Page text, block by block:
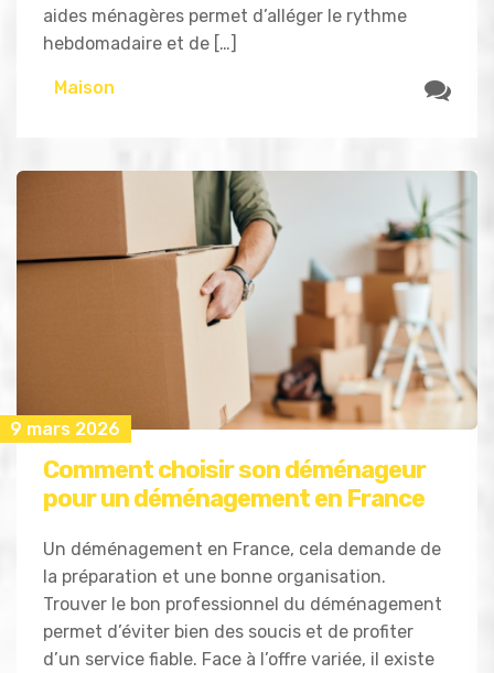
aides ménagères permet d’alléger le rythme
hebdomadaire et de […]
Maison
9 mars 2026
Comment choisir son déménageur
pour un déménagement en France
Un déménagement en France, cela demande de
la préparation et une bonne organisation.
Trouver le bon professionnel du déménagement
permet d’éviter bien des soucis et de profiter
d’un service fiable. Face à l’offre variée, il existe